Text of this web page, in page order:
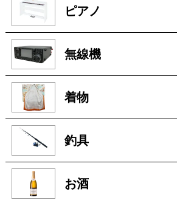
着物
釣具
お酒
オーディオ